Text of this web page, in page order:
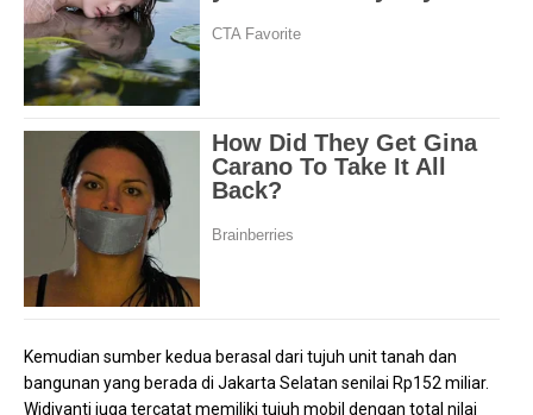
Kemudian sumber kedua berasal dari tujuh unit tanah dan
bangunan yang berada di Jakarta Selatan senilai Rp152 miliar.
Widiyanti juga tercatat memiliki tujuh mobil dengan total nilai